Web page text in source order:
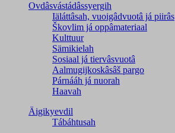
Ovdâsvástádâssyergih
Iäláttâsah, vuoigâdvuotâ já piirâs
Škovlim já oppâmateriaal
Kulttuur
Sämikielah
Sosiaal já tiervâsvuotâ
Aalmugijkoskâsâš pargo
Párnááh já nuorah
Haavah
Äigikyevdil
Tábáhtusah